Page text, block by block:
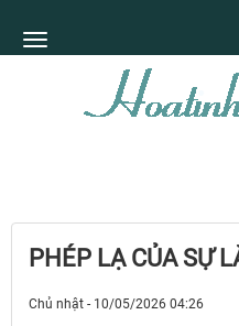
PHÉP LẠ CỦA SỰ
Chủ nhật - 10/05/2026 04:26